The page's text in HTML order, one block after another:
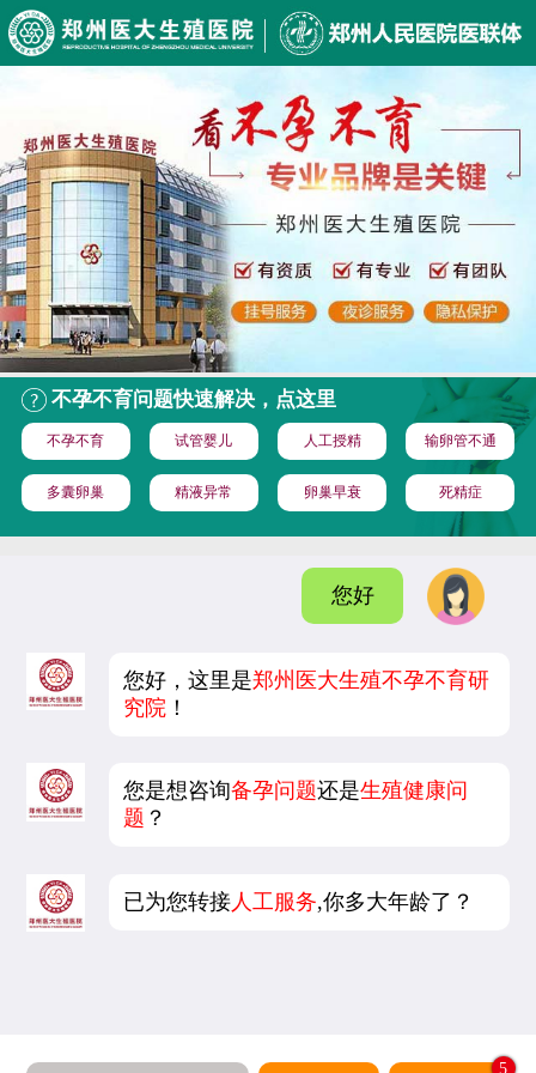
不孕不育问题快速解决，点这里
不孕不育 试管婴儿 人工授精 输卵管不通
多囊卵巢 精液异常 卵巢早衰 死精症
您好
您好，这里是郑州医大生殖不孕不育研
究院 ！
您是想咨询备孕问题还是生殖健康问
题 ？
已为您转接 人工服务,你多大年龄了？
5